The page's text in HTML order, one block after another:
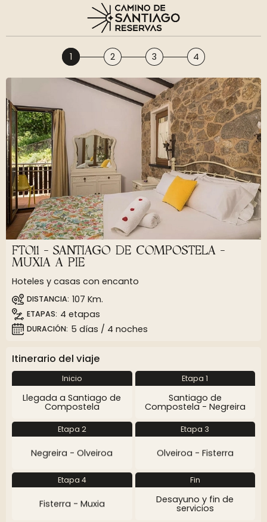
1 2 3 4
FT011 - SANTIAGO DE COMPOSTELA -
MUXIA A PIE
Hoteles y casas con encanto
DISTANCIA 107 Km.
ETAPAS 4 etapas
DURACIÓN 5 días / 4 noches
Itinerario del viaje
Inicio
Llegada a Santiago de
Compostela
Etapa 1
Santiago de
Compostela - Negreira
Etapa 2
Negreira - Olveiroa
Etapa 3
Olveiroa - Fisterra
Etapa 4
Fisterra - Muxia
Fin
Desayuno y fin de
servicios